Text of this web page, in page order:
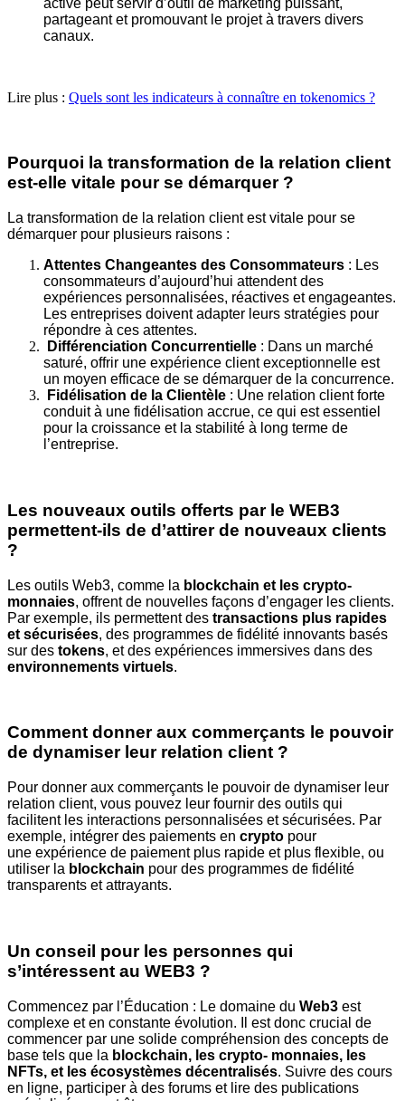
partageant et promouvant le projet à travers divers
canaux.
Lire plus : Quels sont les indicateurs à connaître en tokenomics ?
Pourquoi la transformation de la relation client
est-elle vitale pour se démarquer ?
La transformation de la relation client est vitale pour se
démarquer pour plusieurs raisons :
Attentes Changeantes des Consommateurs : Les
consommateurs d’aujourd’hui attendent des
expériences personnalisées, réactives et engageantes.
Les entreprises doivent adapter leurs stratégies pour
répondre à ces attentes.
Différenciation Concurrentielle : Dans un marché
saturé, offrir une expérience client exceptionnelle est
un moyen efficace de se démarquer de la concurrence.
Fidélisation de la Clientèle : Une relation client forte
conduit à une fidélisation accrue, ce qui est essentiel
pour la croissance et la stabilité à long terme de
l’entreprise.
Les nouveaux outils offerts par le WEB3
permettent-ils de d’attirer de nouveaux clients
?
Les outils Web3, comme la blockchain et les crypto-
monnaies, offrent de nouvelles façons d’engager les clients.
Par exemple, ils permettent des transactions plus rapides
et sécurisées, des programmes de fidélité innovants basés
sur des tokens, et des expériences immersives dans des
environnements virtuels.
Comment donner aux commerçants le pouvoir
de dynamiser leur relation client ?
Pour donner aux commerçants le pouvoir de dynamiser leur
relation client, vous pouvez leur fournir des outils qui
facilitent les interactions personnalisées et sécurisées. Par
exemple, intégrer des paiements en crypto pour
une expérience de paiement plus rapide et plus flexible, ou
utiliser la blockchain pour des programmes de fidélité
transparents et attrayants.
Un conseil pour les personnes qui
s’intéressent au WEB3 ?
Commencez par l’Éducation : Le domaine du Web3 est
complexe et en constante évolution. Il est donc crucial de
commencer par une solide compréhension des concepts de
base tels que la blockchain, les crypto- monnaies, les
NFTs, et les écosystèmes décentralisés. Suivre des cours
en ligne, participer à des forums et lire des publications